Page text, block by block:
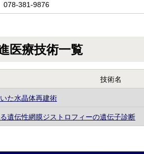
078-381-9876
医療技術一覧
技術名
た水晶体再建術
遺伝性網膜ジストロフィーの遺伝子診断